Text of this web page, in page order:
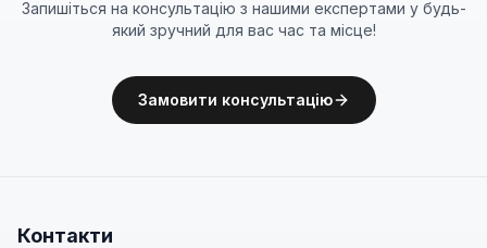
Запишіться на консультацію з нашими експертами у будь-
який зручний для вас час та місце!
Замовити консультацію
Контакти